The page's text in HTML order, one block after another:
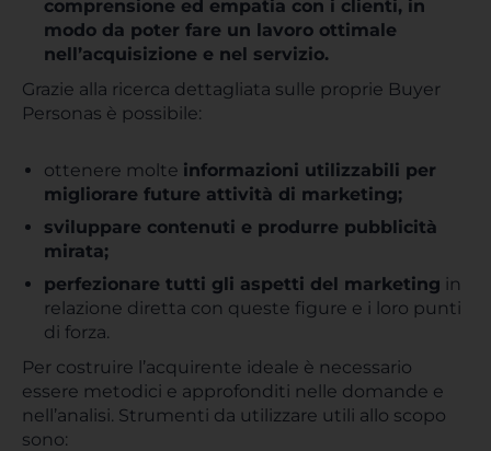
comprensione ed empatia con i clienti, in
modo da poter fare un lavoro ottimale
nell’acquisizione e nel servizio.
Grazie alla ricerca dettagliata sulle proprie Buyer
Personas è possibile:
ottenere molte informazioni utilizzabili per
migliorare future attività di marketing;
sviluppare contenuti e produrre pubblicità
mirata;
perfezionare tutti gli aspetti del marketing in
relazione diretta con queste figure e i loro punti
di forza.
Per costruire l’acquirente ideale è necessario
essere metodici e approfonditi nelle domande e
nell’analisi. Strumenti da utilizzare utili allo scopo
sono: